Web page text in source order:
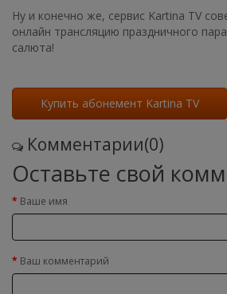
Ну и конечно же, сервис Kartina TV
онлайн трансляцию праздничного
салюта!
Купить абонемент Kartina TV
Комментарии(0)
Оставьте свой
Ваше имя
Ваш комментарий